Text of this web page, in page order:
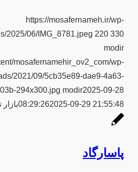
https://mosafernameh.ir/wp-
2025/06/IMG_8781.jpeg 220 330
modir
mosafernamehir_ov2_com/wp-
2021/09/5cb35e89-dae9-4a63-
294x300.jpg modir2025-09-28
08:29:262025-09-29 21:55:48 بازار
پاسارگاد